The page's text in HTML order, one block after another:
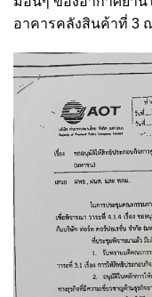
อาคารคลังสินค้าที่ 3